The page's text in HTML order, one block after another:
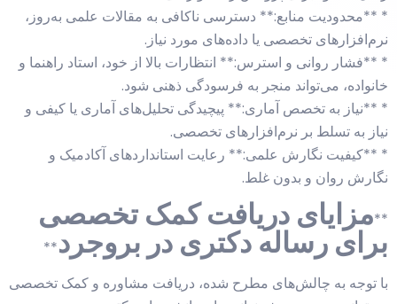
* **محدودیت منابع:** دسترسی ناکافی به مقالات علمی به‌روز،
نرم‌افزارهای تخصصی یا داده‌های مورد نیاز.
* **فشار روانی و استرس:** انتظارات بالا از خود، استاد راهنما و
خانواده، می‌تواند منجر به فرسودگی ذهنی شود.
* **نیاز به تخصص آماری:** پیچیدگی تحلیل‌های آماری یا کیفی و
نیاز به تسلط بر نرم‌افزارهای تخصصی.
* **کیفیت نگارش علمی:** رعایت استانداردهای آکادمیک و
نگارش روان و بدون غلط.
**مزایای دریافت کمک تخصصی
برای رساله دکتری در بروجرد**
با توجه به چالش‌های مطرح شده، دریافت مشاوره و کمک تخصصی